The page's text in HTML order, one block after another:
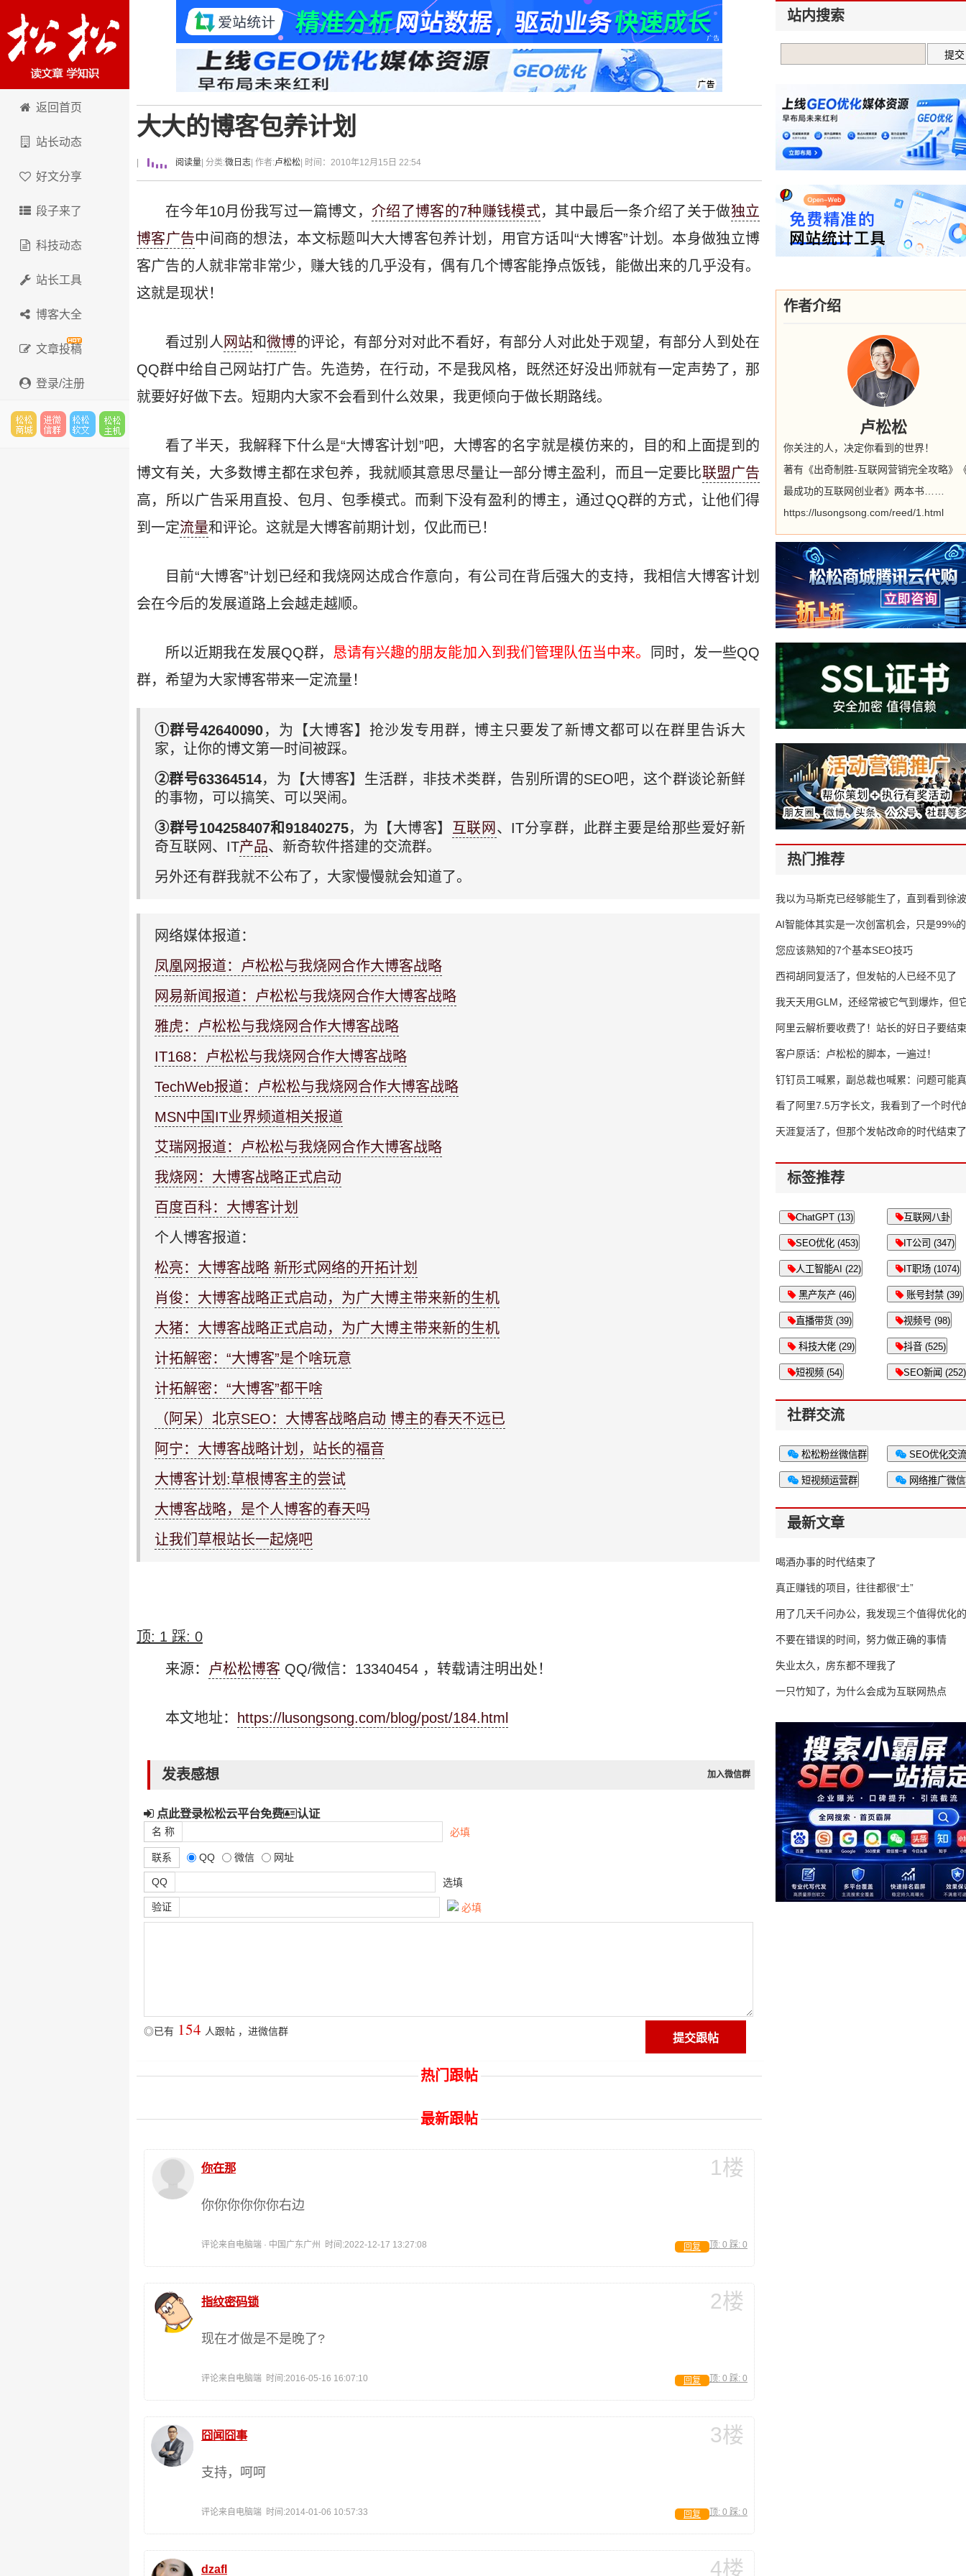
卢松松博客
返回首页
站长动态
好文分享
段子来了
科技动态
站长工具
博客大全
文章投稿
登录/注册
大大的博客包养计划
阅读量 | 分类:微日志 | 作者:卢松松 | 时间：2010年12月15日 22:54
在今年10月份我写过一篇博文， 介绍了博客的7种赚钱模式，其中最后一条介绍了关于做独立
博客广告中间商的想法，本文标题叫大大博客包养计划，用官方话叫“大博客”计划。本身做独立博
客广告的人就非常非常少，赚大钱的几乎没有，偶有几个博客能挣点饭钱，能做出来的几乎没有。
这就是现状！
看过别人 网站和微博的评论，有部分对对此不看好，有部分人对此处于观望，有部分人到处在
QQ群中给自己网站打广告。先造势，在行动，不是我风格，既然还好没出师就有一定声势了，那
就要好好做下去。短期内大家不会看到什么效果，我更倾向于做长期路线。
看了半天，我解释下什么是“大博客计划”吧，大博客的名字就是模仿来的，目的和上面提到的
博文有关，大多数博主都在求包养，我就顺其意思尽量让一部分博主盈利，而且一定要比联盟广告
高，所以广告采用直投、包月、包季模式。而剩下没有盈利的博主，通过QQ群的方式，让他们得
到一定流量和评论。这就是大博客前期计划，仅此而已！
目前“大博客”计划已经和我烧网达成合作意向，有公司在背后强大的支持，我相信大博客计划
会在今后的发展道路上会越走越顺。
所以近期我在发展QQ群， 恳请有兴趣的朋友能加入到我们管理队伍当中来。
同时，发一些QQ
群，希望为大家博客带来一定流量！
①群号42640090，为【大博客】抢沙发专用群，博主只要发了新博文都可以在群里告诉大
家，让你的博文第一时间被踩。
②群号63364514，为【大博客】生活群，非技术类群，告别所谓的SEO吧，这个群谈论新鲜
的事物，可以搞笑、可以哭闹。
③群号104258407和91840275，为【大博客】 互联网 、IT分享群，此群主要是给那些爱好新
奇互联网、IT产品、新奇软件搭建的交流群。
另外还有群我就不公布了，大家慢慢就会知道了。
网络媒体报道：
凤凰网报道：卢松松与我烧网合作大博客战略
网易新闻报道：卢松松与我烧网合作大博客战略
雅虎：卢松松与我烧网合作大博客战略
IT168：卢松松与我烧网合作大博客战略
TechWeb报道：卢松松与我烧网合作大博客战略
MSN中国IT业界频道相关报道
艾瑞网报道：卢松松与我烧网合作大博客战略
我烧网：大博客战略正式启动
百度百科：大博客计划
个人博客报道：
松亮：大博客战略 新形式网络的开拓计划
肖俊：大博客战略正式启动，为广大博主带来新的生机
大猪：大博客战略正式启动，为广大博主带来新的生机
计拓解密：“大博客”是个啥玩意
计拓解密：“大博客”都干啥
（阿呆）北京SEO：大博客战略启动 博主的春天不远已
阿宁：大博客战略计划，站长的福音
大博客计划:草根博客主的尝试
大博客战略，是个人博客的春天吗
让我们草根站长一起烧吧
顶: 1 踩: 0
来源： 卢松松博客 QQ/微信：13340454 ，转载请注明出处！
本文地址： https://lusongsong.com/blog/post/184.html
发表感想 加入微信群
点此登录松松云平台免费 认证
名 称 必填
联系 QQ 微信 网址
QQ 选填
验证 必填
◎已有 154 人跟帖 ， 进微信群
热门跟帖
最新跟帖
1楼
你在那
你你你你你你右边
评论来自电脑端 · 中国广东广州 时间:2022-12-17 13:27:08 顶: 0 踩: 0
回复
2楼
指纹密码锁
现在才做是不是晚了?
评论来自电脑端 时间:2016-05-16 16:07:10 顶: 0 踩: 0
回复
3楼
囧闻囧事
支持，呵呵
评论来自电脑端 时间:2014-01-06 10:57:33 顶: 0 踩: 0
回复
4楼
dzafl
站内搜索
作者介绍
卢松松
你关注的人，决定你看到的世界！
著有《出奇制胜-互联网营销完全攻略》
最成功的互联网创业者》两本书……
https://lusongsong.com/reed/1.html
热门推荐
我以为马斯克已经够能生了，直到看到
AI智能体其实是一次创富机会，只是99%
错过了
您应该熟知的7个基本SEO技巧
西祠胡同复活了，但发帖的人已经不见了
我天天用GLM，还经常被它气到爆炸，但
16万亿
阿里云解析要收费了！站长的好日子要结
客户原话：卢松松的脚本，一遍过！
钉钉员工喊累，副总裁也喊累：问题可能
了
看了阿里7.5万字长文，我看到了一个时代
天涯复活了，但那个发帖改命的时代结束了
标签推荐
ChatGPT (13) 互联网八卦
SEO优化 (453) IT公司 (347)
人工智能AI (22) IT职场 (1074)
黑产灰产 (46) 账号封禁 (39)
直播带货 (39) 视频号 (98)
科技大佬 (29) 抖音 (525)
短视频 (54) SEO新闻 (252)
社群交流
松松粉丝微信群 SEO优化交
短视频运营群 网络推广微
最新文章
喝酒办事的时代结束了
真正赚钱的项目，往往都很“土”
用了几天千问办公，我发现三个值得优化
不要在错误的时间，努力做正确的事情
失业太久，房东都不理我了
一只竹知了，为什么会成为互联网热点